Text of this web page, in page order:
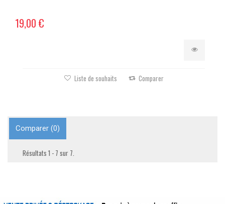
19,00 €
Liste de souhaits Comparer
Comparer (0)
Résultats 1 - 7 sur 7.